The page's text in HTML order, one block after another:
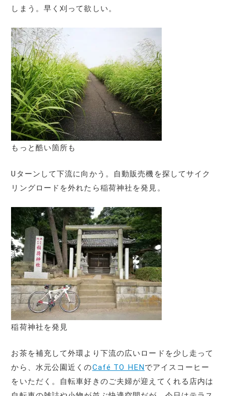
しまう。早く刈って欲しい。
もっと酷い箇所も
Uターンして下流に向かう。自動販売機を探してサイク
リングロードを外れたら稲荷神社を発見。
稲荷神社を発見
お茶を補充して外環より下流の広いロードを少し走って
から、水元公園近くのCafé TO HENでアイスコーヒー
をいただく。自転車好きのご夫婦が迎えてくれる店内は